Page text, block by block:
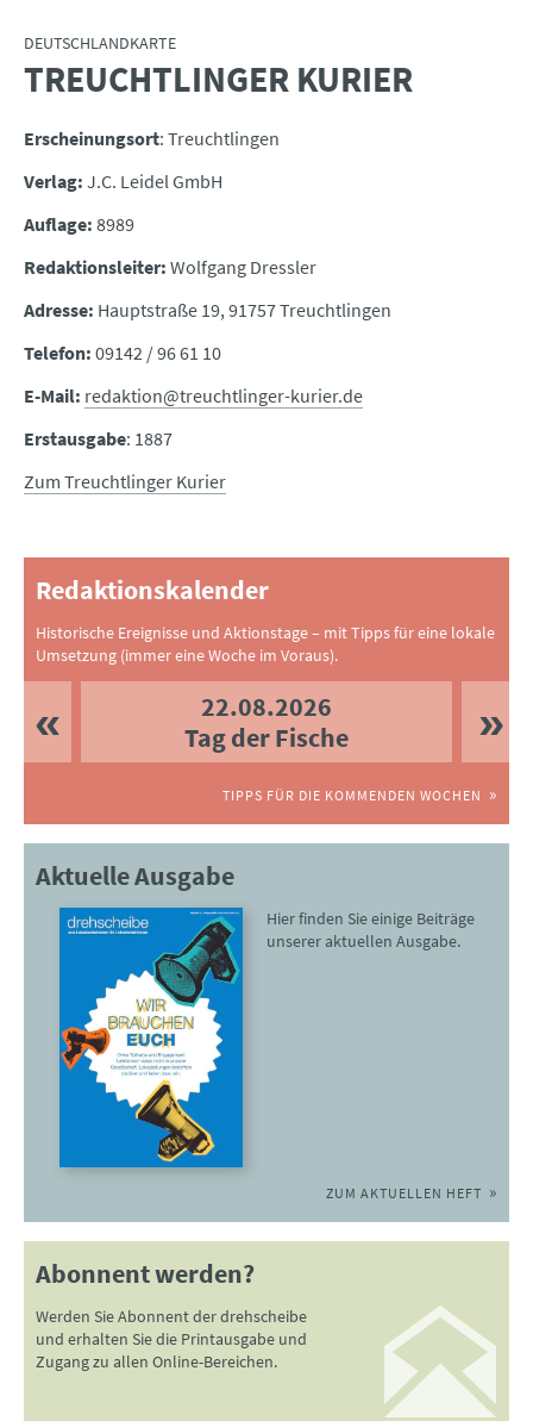
DEUTSCHLANDKARTE
:TREUCHTLINGER KURIER
Erscheinungsort: Treuchtlingen
Verlag: J.C. Leidel GmbH
Auflage: 8989
Redaktionsleiter: Wolfgang Dressler
Adresse: Hauptstraße 19, 91757 Treuchtlingen
Telefon: 09142 / 96 61 10
E-Mail: redaktion@treuchtlinger-kurier.de
Erstausgabe: 1887
Zum Treuchtlinger Kurier
Redaktionskalender
Historische Ereignisse und Aktionstage – mit Tipps für eine lokale
Umsetzung (immer eine Woche im Voraus).
22.08.2026
Tag der Fische
TIPPS FÜR DIE KOMMENDEN WOCHEN
Aktuelle Ausgabe
Hier finden Sie einige Beiträge
unserer aktuellen Ausgabe.
ZUM AKTUELLEN HEFT
Abonnent werden?
Werden Sie Abonnent der drehscheibe
und erhalten Sie die Printausgabe und
Zugang zu allen Online-Bereichen.